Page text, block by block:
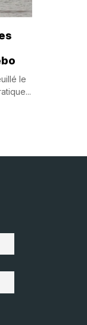
le